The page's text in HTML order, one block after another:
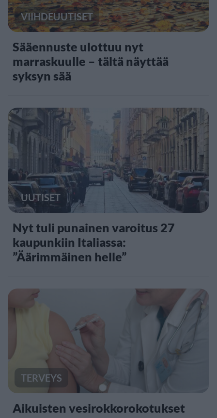
VIIHDEUUTISET
Sääennuste ulottuu nyt
marraskuulle – tältä näyttää
syksyn sää
UUTISET
Nyt tuli punainen varoitus 27
kaupunkiin Italiassa:
”Äärimmäinen helle”
TERVEYS
Aikuisten vesirokkorokotukset